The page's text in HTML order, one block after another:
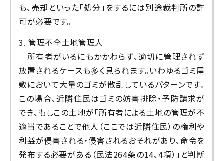
も、売却といった「処分」をするには別途裁判所の許
可が必要です。
3. 管理不全土地管理人
所有者がいるにもかかわらず、適切に管理されず
放置されるケースも多く見られます。いわゆるゴミ屋
敷において大量のゴミが散乱しているパターンです。
この場合、近隣住民はゴミの妨害排除・予防請求が
でき、もしこの土地が「所有者による土地の管理が不
適当であることで他人（ここでは近隣住民）の権利や
利益が侵害される・侵害されるおそれがあり、命令を
発布する必要がある（民法264条の14、4項）」と判断